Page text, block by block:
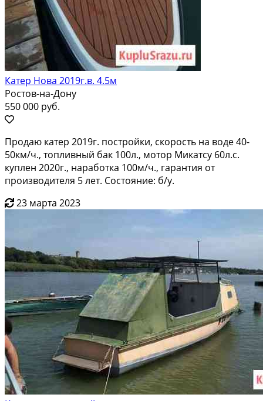
Катер Нова 2019г.в. 4.5м
Ростов-на-Дону
550 000 руб.
Продаю катер 2019г. постройки, скорость на воде 40-
50км/ч., топливный бак 100л., мотор Микатсу 60л.с.
куплен 2020г., наработка 100м/ч., гарантия от
производителя 5 лет. Состояние: б/у.
23 марта 2023